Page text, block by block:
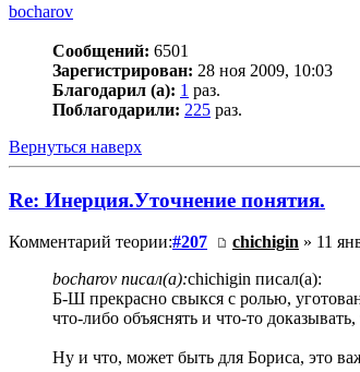
bocharov
Сообщений: 6501
Зарегистрирован: 28 ноя 2009, 10:03
Благодарил (а): 1 раз.
Поблагодарили: 225 раз.
Вернуться наверх
Re: Инерция.Уточнение понятия.
Комментарий теории:#207 chichigin » 11
bocharov писал(а):chichigin писал(а):
Б-Ш прекрасно свыкся с ролью,
что-либо объяснять и что-то
Ну и что, может быть для Бориса, это